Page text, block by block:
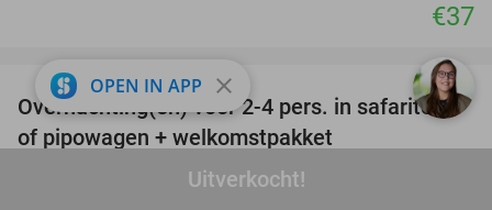
Uitverkocht!
€37
39%
Overnachting(en) voor 2-4 pers. in safaritent
of pipowagen + welkomstpakket
Buytenplaets Suydersee
OPEN IN APP close